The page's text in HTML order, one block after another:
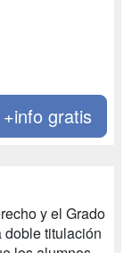
+info gratis
y el Grado
doble titulación